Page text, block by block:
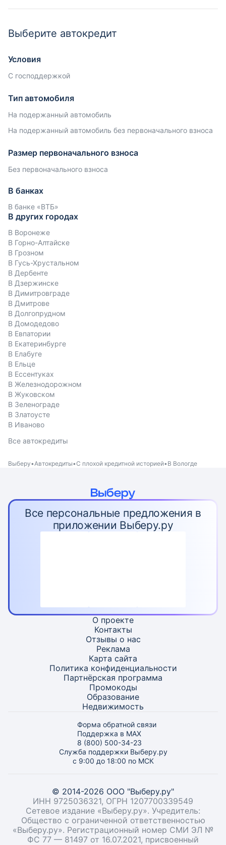
Выберите автокредит
Условия
С господдержкой
Тип автомобиля
На подержанный автомобиль
На подержанный автомобиль без первоначального взноса
Размер первоначального взноса
Без первоначального взноса
В банках
В банке «ВТБ»
В других городах
В Воронеже
В Горно-Алтайске
В Грозном
В Гусь-Хрустальном
В Дербенте
В Дзержинске
В Димитровграде
В Дмитрове
В Долгопрудном
В Домодедово
В Евпатории
В Екатеринбурге
В Елабуге
В Ельце
В Ессентуках
В Железнодорожном
В Жуковском
В Зеленограде
В Златоусте
В Иваново
Все автокредиты
Выберу Автокредиты С плохой кредитной историей В Вологде
Все персональные предложения в
приложении Выберу.ру
О проекте
Контакты
Отзывы о нас
Реклама
Карта сайта
Политика конфиденциальности
Партнёрская программа
Промокоды
Образование
Недвижимость
Форма обратной связи
Поддержка в MAX
8 (800) 500-34-23
Служба поддержки Выберу.ру
с 9:00 до 18:00 по МСК
© 2014-2026 ООО "Выберу.ру"
ИНН 9725036321, ОГРН 1207700339549
Сетевое издание «Выберу.ру». Учредитель:
Общество с ограниченной ответственностью
«Выберу.ру». Регистрационный номер СМИ ЭЛ №
ФС 77 — 81497 от 16.07.2021, присвоенный